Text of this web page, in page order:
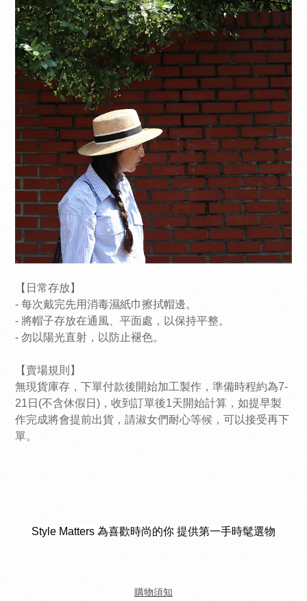
【日常存放】
- 每次戴完先用消毒濕紙巾擦拭帽邊。
- 將帽子存放在通風、平面處，以保持平整。
- 勿以陽光直射，以防止褪色。
【賣場規則】
無現貨庫存，下單付款後開始加工製作，準備時程約為7-
21日(不含休假日)，收到訂單後1天開始計算，如提早製
作完成將會提前出貨，請淑女們耐心等候，可以接受再下
單。
Style Matters 為喜歡時尚的你 提供第一手時髦選物
購物須知